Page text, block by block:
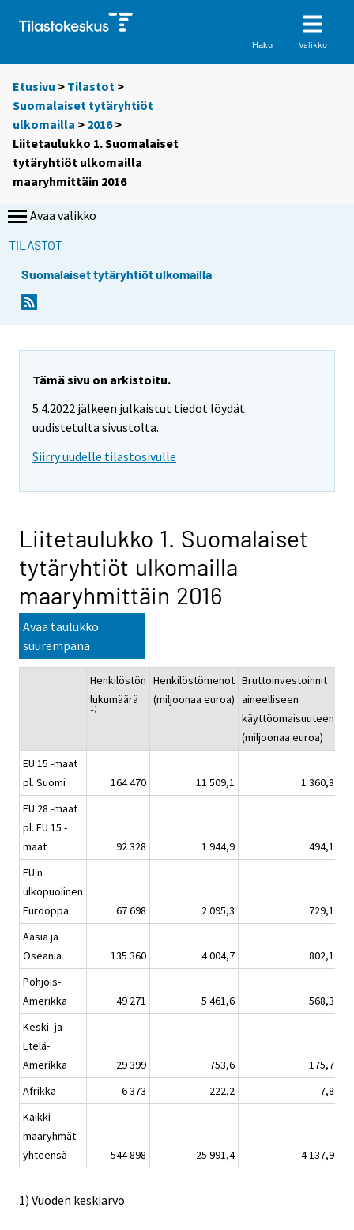
Haku Valikko
Etusivu > Tilastot >
Suomalaiset tytäryhtiöt
ulkomailla > 2016>
Liitetaulukko 1. Suomalaiset
tytäryhtiöt ulkomailla
maaryhmittäin 2016
Avaa valikko
TILASTOT
Suomalaiset tytäryhtiöt ulkomailla
Tämä sivu on arkistoitu.
5.4.2022 jälkeen julkaistut tiedot löydät
uudistetulta sivustolta.
Siirry uudelle tilastosivulle
Liitetaulukko 1. Suomalaiset
tytäryhtiöt ulkomailla
maaryhmittäin 2016
Avaa taulukko
suurempana
Henkilöstön
lukumäärä
1)
Henkilöstömenot
(miljoonaa euroa)
Bruttoinvestoinnit
aineelliseen
käyttöomaisuuteen
(miljoonaa euroa)
EU 15 -maat
pl. Suomi
164 470 11 509,1 1 360,8
EU 28 -maat
pl. EU 15 -
maat
92 328 1 944,9 494,1
EU:n
ulkopuolinen
Eurooppa
67 698 2 095,3 729,1
Aasia ja
Oseania
135 360 4 004,7 802,1
Pohjois-
Amerikka
49 271 5 461,6 568,3
Keski- ja
Etelä-
Amerikka
29 399 753,6
175,7
Afrikka
6 373 222,2
7,8
Kaikki
maaryhmät
yhteensä
544 898 25 991,4 4 137,9
1) Vuoden keskiarvo